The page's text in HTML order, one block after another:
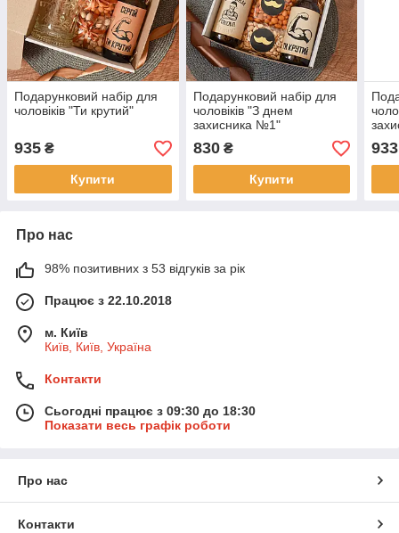
Подарунковий набір для
чоловіків "Ти крутий"
935 ₴
Купити
Подарунковий набір для
чоловіків "З днем
захисника №1"
830₴
Купити
933
Про нас
98% позитивних з 53 відгуків за рік
Працює з 22.10.2018
м. Київ
Київ, Київ, Україна
Контакти
Сьогодні працює з 09:30 до 18:30
Показати весь графік роботи
Про нас
Контакти